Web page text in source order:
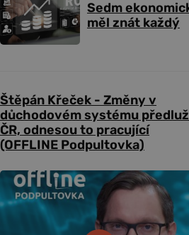
Sedm
měl znát každý
Štěpán Křeček - Změny v
důchodovém systému
ČR, odnesou to pracující
(OFFLINE Podpultovka)